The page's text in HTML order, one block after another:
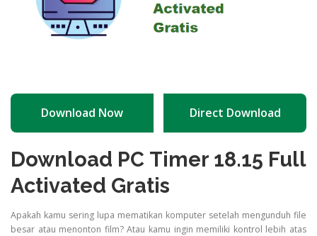
Download Now Direct Download
Download PC Timer 18.15 Full
Activated Gratis
Apakah kamu sering lupa mematikan komputer setelah mengunduh file
besar atau menonton film? Atau kamu ingin memiliki kontrol lebih atas